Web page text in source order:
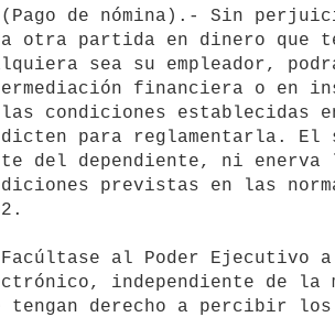
otra partida en dinero que
sea su empleador,
financiera o en
condiciones establecidas
para reglamentarla. El
del dependiente, ni enerva
previstas en las
independiente de la
tengan derecho a percibir